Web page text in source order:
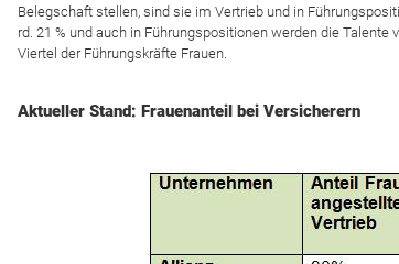
Belegschaft stellen, sind sie im Vertrieb und in
rd. 21 % und auch in Führungspositionen werden die
Viertel der Führungskräfte Frauen.
Aktueller Stand: Frauenanteil bei Versicherern